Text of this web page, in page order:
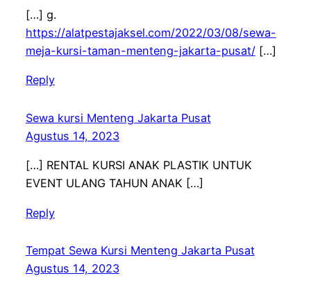
[…] g.
https://alatpestajaksel.com/2022/03/08/sewa-
meja-kursi-taman-menteng-jakarta-pusat/[…]
Reply
Sewa kursi Menteng Jakarta Pusat
Agustus 14, 2023
[…] RENTAL KURSI ANAK PLASTIK UNTUK
EVENT ULANG TAHUN ANAK […]
Reply
Tempat Sewa Kursi Menteng Jakarta Pusat
Agustus 14, 2023